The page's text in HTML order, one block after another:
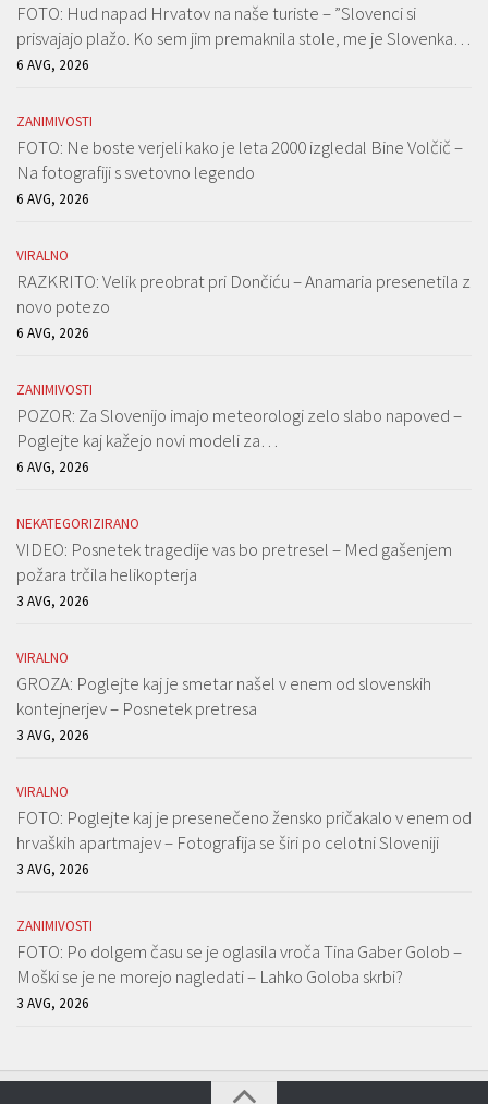
FOTO: Hud napad Hrvatov na naše turiste – ”Slovenci si
prisvajajo plažo. Ko sem jim premaknila stole, me je Slovenka…
6 AVG, 2026
ZANIMIVOSTI
FOTO: Ne boste verjeli kako je leta 2000 izgledal Bine Volčič –
Na fotografiji s svetovno legendo
6 AVG, 2026
VIRALNO
RAZKRITO: Velik preobrat pri Dončiću – Anamaria presenetila z
novo potezo
6 AVG, 2026
ZANIMIVOSTI
POZOR: Za Slovenijo imajo meteorologi zelo slabo napoved –
Poglejte kaj kažejo novi modeli za…
6 AVG, 2026
NEKATEGORIZIRANO
VIDEO: Posnetek tragedije vas bo pretresel – Med gašenjem
požara trčila helikopterja
3 AVG, 2026
VIRALNO
GROZA: Poglejte kaj je smetar našel v enem od slovenskih
kontejnerjev – Posnetek pretresa
3 AVG, 2026
VIRALNO
FOTO: Poglejte kaj je presenečeno žensko pričakalo v enem od
hrvaških apartmajev – Fotografija se širi po celotni Sloveniji
3 AVG, 2026
ZANIMIVOSTI
FOTO: Po dolgem času se je oglasila vroča Tina Gaber Golob –
Moški se je ne morejo nagledati – Lahko Goloba skrbi?
3 AVG, 2026